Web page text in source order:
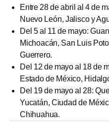
Entre 28 de abril al 4 de
Nuevo León, Jalisco y
Del 5 al 11 de mayo:
Michoacán, San Luis
Guerrero.
Del 12 de mayo al 18 de
Estado de México,
Del 19 de mayo al 28:
Yucatán, Ciudad de
Chihuahua.